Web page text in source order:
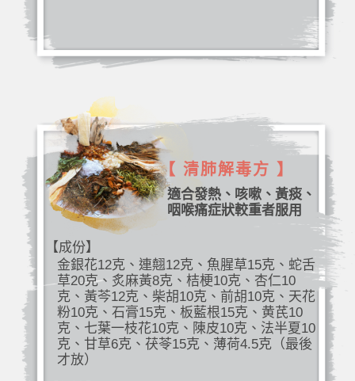
【 清肺解毒方 】
適合發熱、咳嗽、黃痰、
咽喉痛症狀較重者服用
【成份】
金銀花12克、連翹12克、魚腥草15克、蛇舌
草20克、炙麻黃8克、桔梗10克、杏仁10
克、黃芩12克、柴胡10克、前胡10克、天花
粉10克、石膏15克、板藍根15克、黄芪10
克、七葉一枝花10克、陳皮10克、法半夏10
克、甘草6克、茯苓15克、薄荷4.5克（最後
才放）